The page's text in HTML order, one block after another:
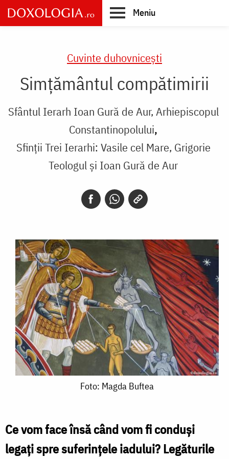
Skip
to
main
Meniu
Cuvinte duhovnicești
Simțământul compătimirii
Sfântul Ierarh Ioan Gură de Aur, Arhiepiscopul
Constantinopolului
Sfinții Trei Ierarhi: Vasile cel Mare, Grigorie
Teologul și Ioan Gură de Aur
Foto: Magda Buftea
Ce vom face însă când vom fi conduşi
legaţi spre suferinţele iadului? Legăturile